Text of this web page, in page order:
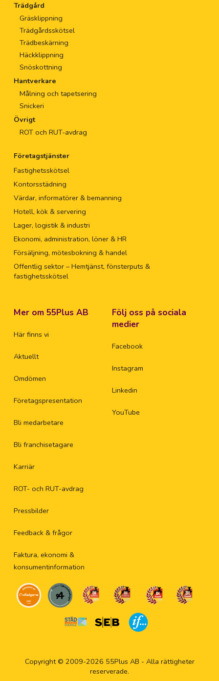
Trädgård
Gräsklippning
Trädgårdsskötsel
Trädbeskärning
Häckklippning
Snöskottning
Hantverkare
Målning och tapetsering
Snickeri
Övrigt
ROT och RUT-avdrag
Företagstjänster
Fastighetsskötsel
Kontorsstädning
Värdar, informatörer & bemanning
Hotell, kök & servering
Lager, logistik & industri
Ekonomi, administration, löner & HR
Försäljning, mötesbokning & handel
Offentlig sektor – Hemtjänst, fönsterputs &
fastighetsskötsel
Mer om 55Plus AB
Här finns vi
Aktuellt
Omdömen
Företagspresentation
Bli medarbetare
Bli franchisetagare
Karriär
ROT- och RUT-avdrag
Pressbilder
Feedback & frågor
Faktura, ekonomi &
konsumentinformation
Följ oss på sociala
medier
Facebook
Instagram
Linkedin
YouTube
Copyright © 2009-2026 55Plus AB - Alla rättigheter
reserverade.